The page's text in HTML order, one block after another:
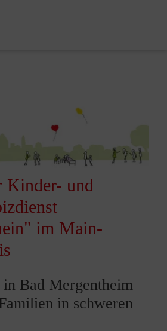
Kinder- und
im Main-
Bad Mergentheim
in schweren